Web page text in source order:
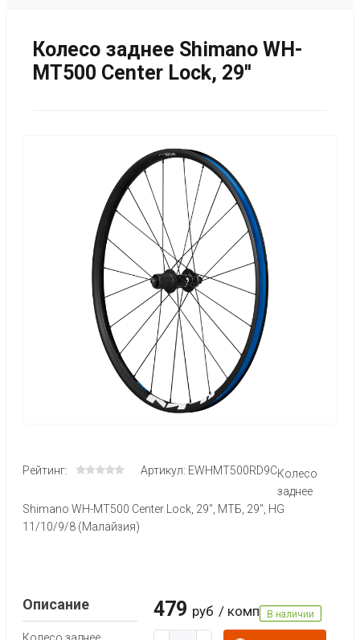
Колесо заднее Shimano WH-
MT500 Center Lock, 29''
Рейтинг: Артикул: EWHMT500RD9CКолесо
заднее
Shimano WH-MT500 Center Lock, 29'', МТБ, 29", HG
11/10/9/8 (Малайзия)
479 руб / комп В наличии
Описание
Колесо заднее